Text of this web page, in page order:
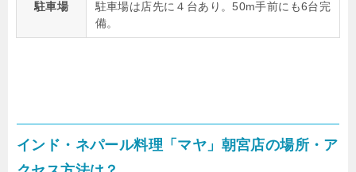
駐車場
駐車場は店先に４台あり。50m手前にも6台完
備。
インド・ネパール料理 「マヤ」朝宮店の場所・ア